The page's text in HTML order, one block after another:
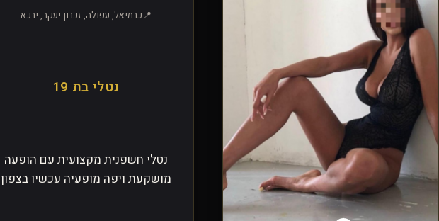
כרמיאל, עפולה, זכרון יעקב, ירכא
נטלי בת 19
נטלי חשפנית מקצועית עם הופעה
מושקעת ויפה מופעיה עכשיו בצפון